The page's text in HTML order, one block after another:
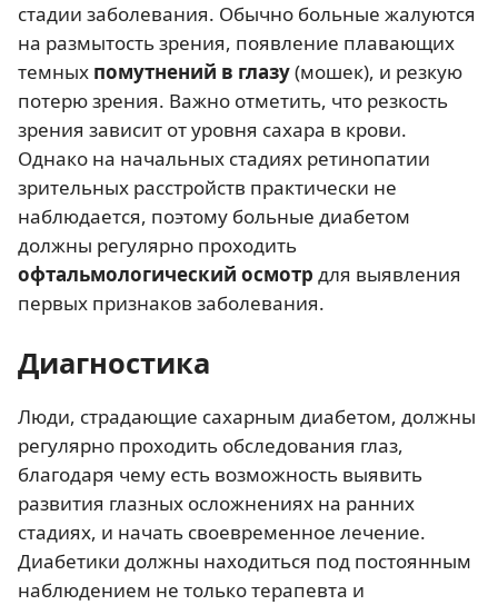
стадии заболевания. Обычно больные жалуются
на размытость зрения, появление плавающих
темных помутнений в глазу(мошек), и резкую
потерю зрения. Важно отметить, что резкость
зрения зависит от уровня сахара в крови.
Однако на начальных стадиях ретинопатии
зрительных расстройств практически не
наблюдается, поэтому больные диабетом
должны регулярно проходить
офтальмологический осмотр для выявления
первых признаков заболевания.
Диагностика
Люди, страдающие сахарным диабетом, должны
регулярно проходить обследования глаз,
благодаря чему есть возможность выявить
развития глазных осложнениях на ранних
стадиях, и начать своевременное лечение.
Диабетики должны находиться под постоянным
наблюдением не только терапевта и